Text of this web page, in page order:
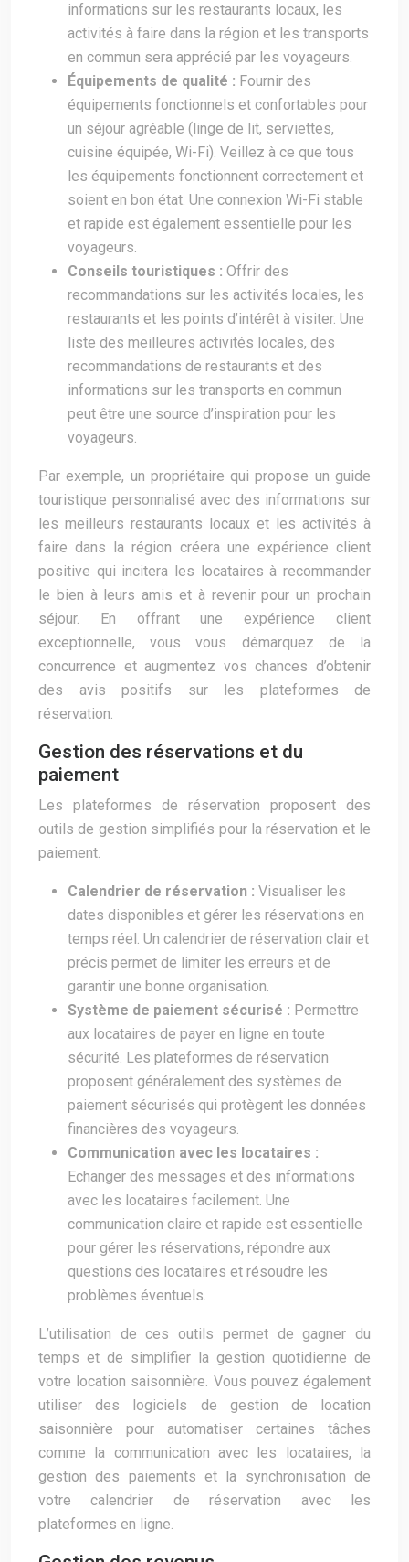
informations sur les restaurants locaux, les
activités à faire dans la région et les transports
en commun sera apprécié par les voyageurs.
Équipements de qualité : Fournir des
équipements fonctionnels et confortables pour
un séjour agréable (linge de lit, serviettes,
cuisine équipée, Wi-Fi). Veillez à ce que tous
les équipements fonctionnent correctement et
soient en bon état. Une connexion Wi-Fi stable
et rapide est également essentielle pour les
voyageurs.
Conseils touristiques : Offrir des
recommandations sur les activités locales, les
restaurants et les points d’intérêt à visiter. Une
liste des meilleures activités locales, des
recommandations de restaurants et des
informations sur les transports en commun
peut être une source d’inspiration pour les
voyageurs.
Par exemple, un propriétaire qui propose un guide
touristique personnalisé avec des informations sur
les meilleurs restaurants locaux et les activités à
faire dans la région créera une expérience client
positive qui incitera les locataires à recommander
le bien à leurs amis et à revenir pour un prochain
séjour. En offrant une expérience client
exceptionnelle, vous vous démarquez de la
concurrence et augmentez vos chances d’obtenir
des avis positifs sur les plateformes de
réservation.
Gestion des réservations et du
paiement
Les plateformes de réservation proposent des
outils de gestion simplifiés pour la réservation et le
paiement.
Calendrier de réservation : Visualiser les
dates disponibles et gérer les réservations en
temps réel. Un calendrier de réservation clair et
précis permet de limiter les erreurs et de
garantir une bonne organisation.
Système de paiement sécurisé : Permettre
aux locataires de payer en ligne en toute
sécurité. Les plateformes de réservation
proposent généralement des systèmes de
paiement sécurisés qui protègent les données
financières des voyageurs.
Communication avec les locataires :
Echanger des messages et des informations
avec les locataires facilement. Une
communication claire et rapide est essentielle
pour gérer les réservations, répondre aux
questions des locataires et résoudre les
problèmes éventuels.
L’utilisation de ces outils permet de gagner du
temps et de simplifier la gestion quotidienne de
votre location saisonnière. Vous pouvez également
utiliser des logiciels de gestion de location
saisonnière pour automatiser certaines tâches
comme la communication avec les locataires, la
gestion des paiements et la synchronisation de
votre calendrier de réservation avec les
plateformes en ligne.